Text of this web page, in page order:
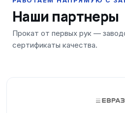
Наши партнеры